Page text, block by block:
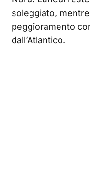
soleggiato,
peggioramento
dall’Atlantico.